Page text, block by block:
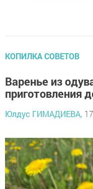
КОПИЛКА СОВЕТОВ
Варенье из
приготовления
Юлдус ГИМАДИЕВА,